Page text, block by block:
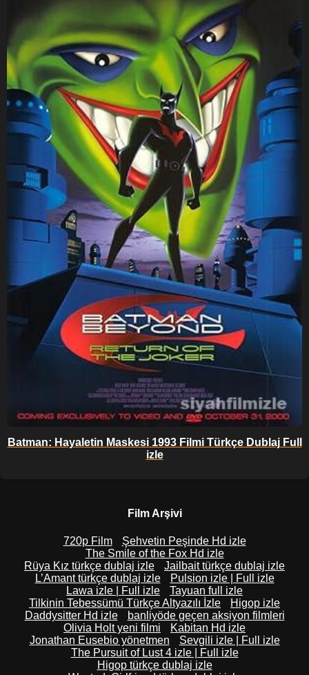
Batman: Hayaletin Maskesi 1993 Filmi Türkçe Dublaj Full
izle
Film Arşivi
720p Film
Şehvetin Peşinde Hd izle
The Smile of the Fox Hd izle
Rüya Kız türkçe dublaj izle
Jailbait türkçe dublaj izle
L’Amant türkçe dublaj izle
Pulsion izle | Full izle
Lawa izle | Full izle
Tayuan full izle
Tilkinin Tebessümü Türkçe Altyazılı İzle
Higop izle
Daddysitter Hd izle
banliyöde geçen aksiyon filmleri
Olivia Holt yeni filmi
Kabitan Hd izle
Jonathan Eusebio yönetmen
Sevgili izle | Full izle
The Pursuit of Lust 4 izle | Full izle
Higop türkçe dublaj izle